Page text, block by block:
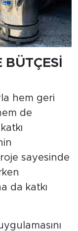
hem geri
de
sayesinde
da katkı